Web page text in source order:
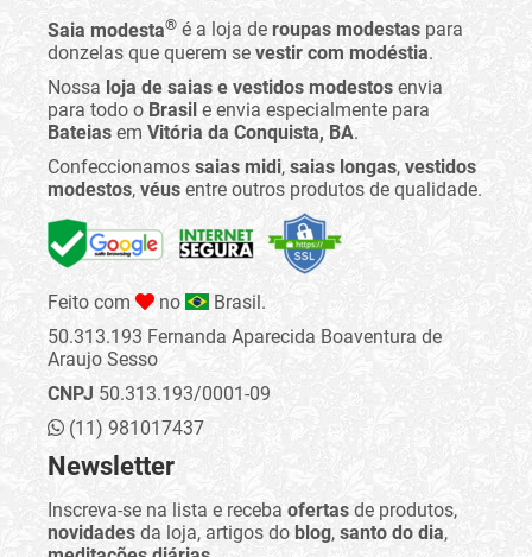
Saia modesta® é a loja de roupas modestas para
donzelas que querem se vestir com modéstia.
Nossa loja de saias e vestidos modestos envia
para todo o Brasil e envia especialmente para
Bateias em Vitória da Conquista, BA.
Confeccionamos saias midi, saias longas, vestidos
modestos, véus entre outros produtos de qualidade.
Feito com no
Brasil.
50.313.193 Fernanda Aparecida Boaventura de
Araujo Sesso
CNPJ 50.313.193/0001-09
(11) 981017437
Newsletter
Inscreva-se na lista e receba ofertas de produtos,
novidades da loja, artigos do blog, santo do dia,